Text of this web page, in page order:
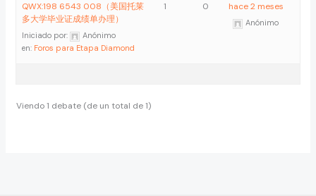
QWX:198 6543 008（美国托莱
多大学毕业证成绩单办理）
Iniciado por:
Anónimo
en: Foros para Etapa Diamond
1 0 hace 2 meses
Anónimo
Viendo 1 debate (de un total de 1)